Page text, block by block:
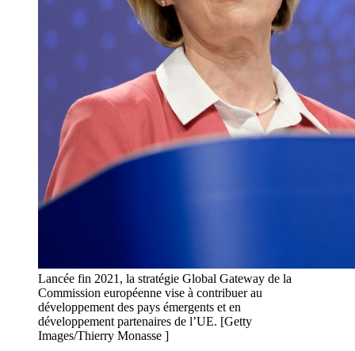
Lancée fin 2021, la stratégie Global Gateway de la
Commission européenne vise à contribuer au
développement des pays émergents et en
développement partenaires de l’UE. [Getty
Images/Thierry Monasse ]